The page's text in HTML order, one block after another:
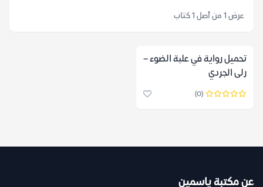
عرض 1 من أصل 1 كتاب
تحميل رواية في علبة الضوء –
رلى الجردي
(0)
عن مكتبة ياسمين